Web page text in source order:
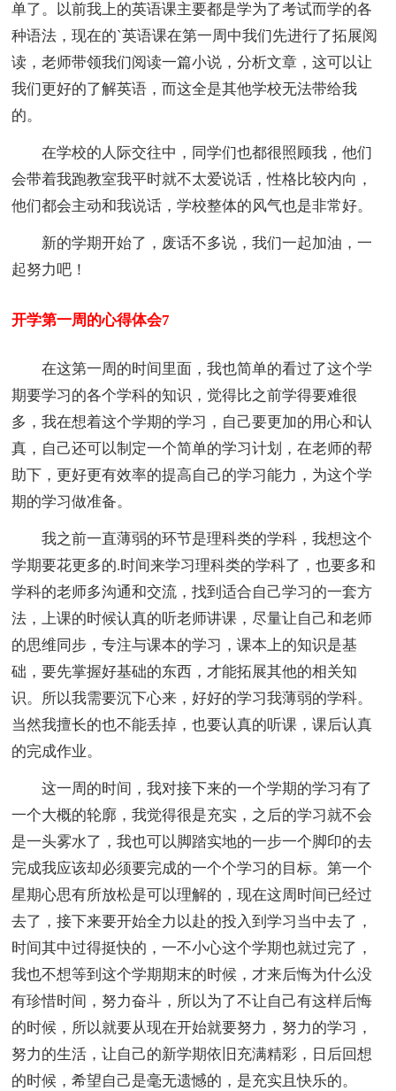
单了。以前我上的英语课主要都是学为了考试而学的各
种语法，现在的`英语课在第一周中我们先进行了拓展阅
读，老师带领我们阅读一篇小说，分析文章，这可以让
我们更好的了解英语，而这全是其他学校无法带给我
的。
在学校的人际交往中，同学们也都很照顾我，他们
会带着我跑教室我平时就不太爱说话，性格比较内向，
他们都会主动和我说话，学校整体的风气也是非常好。
新的学期开始了，废话不多说，我们一起加油，一
起努力吧！
开学第一周的心得体会7
在这第一周的时间里面，我也简单的看过了这个学
期要学习的各个学科的知识，觉得比之前学得要难很
多，我在想着这个学期的学习，自己要更加的用心和认
真，自己还可以制定一个简单的学习计划，在老师的帮
助下，更好更有效率的提高自己的学习能力，为这个学
期的学习做准备。
我之前一直薄弱的环节是理科类的学科，我想这个
学期要花更多的.时间来学习理科类的学科了，也要多和
学科的老师多沟通和交流，找到适合自己学习的一套方
法，上课的时候认真的听老师讲课，尽量让自己和老师
的思维同步，专注与课本的学习，课本上的知识是基
础，要先掌握好基础的东西，才能拓展其他的相关知
识。所以我需要沉下心来，好好的学习我薄弱的学科。
当然我擅长的也不能丢掉，也要认真的听课，课后认真
的完成作业。
这一周的时间，我对接下来的一个学期的学习有了
一个大概的轮廓，我觉得很是充实，之后的学习就不会
是一头雾水了，我也可以脚踏实地的一步一个脚印的去
完成我应该却必须要完成的一个个学习的目标。第一个
星期心思有所放松是可以理解的，现在这周时间已经过
去了，接下来要开始全力以赴的投入到学习当中去了，
时间其中过得挺快的，一不小心这个学期也就过完了，
我也不想等到这个学期期末的时候，才来后悔为什么没
有珍惜时间，努力奋斗，所以为了不让自己有这样后悔
的时候，所以就要从现在开始就要努力，努力的学习，
努力的生活，让自己的新学期依旧充满精彩，日后回想
的时候，希望自己是毫无遗憾的，是充实且快乐的。